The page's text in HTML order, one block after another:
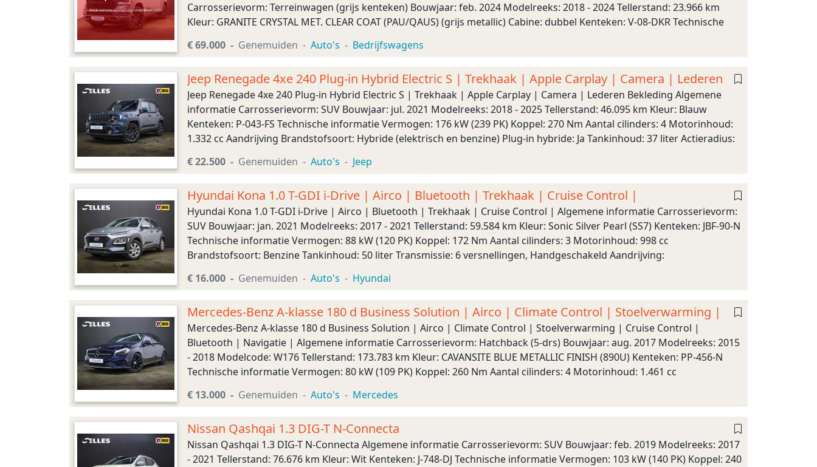
Carrosserievorm: Terreinwagen (grijs kenteken) Bouwjaar: feb. 2024 Modelreeks: 2018 - 2024 Tellerstand: 23.966 km
Kleur: GRANITE CRYSTAL MET. CLEAR COAT (PAU/QAUS) (grijs metallic) Cabine: dubbel Kenteken: V-08-DKR Technische
€ 69.000 Genemuiden Auto's Bedrijfswagens
Jeep Renegade 4xe 240 Plug-in Hybrid Electric S | Trekhaak | Apple Carplay | Camera | Lederen
Bekled
Jeep Renegade 4xe 240 Plug-in Hybrid Electric S | Trekhaak | Apple Carplay | Camera | Lederen Bekleding Algemene
informatie Carrosserievorm: SUV Bouwjaar: jul. 2021 Modelreeks: 2018 - 2025 Tellerstand: 46.095 km Kleur: Blauw
Kenteken: P-043-FS Technische informatie Vermogen: 176 kW (239 PK) Koppel: 270 Nm Aantal cilinders: 4 Motorinhoud:
1.332 cc Aandrijving Brandstofsoort: Hybride (elektrisch en benzine) Plug-in hybride: Ja Tankinhoud: 37 liter Actieradius:
€ 22.500 Genemuiden Auto's Jeep
Hyundai Kona 1.0 T-GDI i-Drive | Airco | Bluetooth | Trekhaak | Cruise Control |
Hyundai Kona 1.0 T-GDI i-Drive | Airco | Bluetooth | Trekhaak | Cruise Control | Algemene informatie Carrosserievorm:
SUV Bouwjaar: jan. 2021 Modelreeks: 2017 - 2021 Tellerstand: 59.584 km Kleur: Sonic Silver Pearl (SS7) Kenteken: JBF-90-N
Technische informatie Vermogen: 88 kW (120 PK) Koppel: 172 Nm Aantal cilinders: 3 Motorinhoud: 998 cc
Brandstofsoort: Benzine Tankinhoud: 50 liter Transmissie: 6 versnellingen, Handgeschakeld Aandrijving:
€ 16.000 Genemuiden Auto's Hyundai
Mercedes-Benz A-klasse 180 d Business Solution | Airco | Climate Control | Stoelverwarming |
Cruise
Mercedes-Benz A-klasse 180 d Business Solution | Airco | Climate Control | Stoelverwarming | Cruise Control |
Bluetooth | Navigatie | Algemene informatie Carrosserievorm: Hatchback (5-drs) Bouwjaar: aug. 2017 Modelreeks: 2015
- 2018 Modelcode: W176 Tellerstand: 173.783 km Kleur: CAVANSITE BLUE METALLIC FINISH (890U) Kenteken: PP-456-N
Technische informatie Vermogen: 80 kW (109 PK) Koppel: 260 Nm Aantal cilinders: 4 Motorinhoud: 1.461 cc
€ 13.000 Genemuiden Auto's Mercedes
Nissan Qashqai 1.3 DIG-T N-Connecta
Nissan Qashqai 1.3 DIG-T N-Connecta Algemene informatie Carrosserievorm: SUV Bouwjaar: feb. 2019 Modelreeks: 2017
- 2021 Tellerstand: 76.676 km Kleur: Wit Kenteken: J-748-DJ Technische informatie Vermogen: 103 kW (140 PK) Koppel: 240